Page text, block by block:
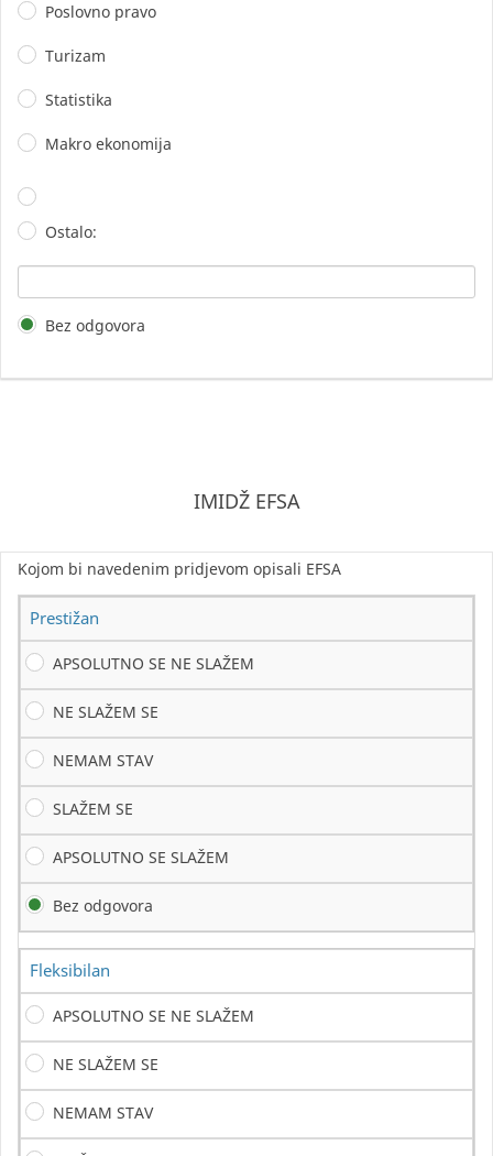
Poslovno pravo
Turizam
Statistika
Makro ekonomija
Ostalo:
Bez odgovora
IMIDŽ EFSA
Kojom bi navedenim pridjevom opisali EFSA
Prestižan
APSOLUTNO SE NE SLAŽEM
NE SLAŽEM SE
NEMAM STAV
SLAŽEM SE
APSOLUTNO SE SLAŽEM
Bez odgovora
Fleksibilan
APSOLUTNO SE NE SLAŽEM
NE SLAŽEM SE
NEMAM STAV